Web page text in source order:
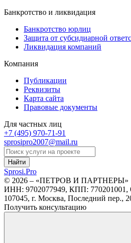
Банкротство и ликвидация
Банкротство юрлиц
Защита от субсидиарной
Ликвидация компаний
Компания
Публикации
Реквизиты
Карта сайта
Правовые документы
Для частных лиц
+7 (495) 970-71-91
sprosipro2007@mail.ru
Найти
Sprosi.Pro
© 2026 – «ПЕТРОВ И ПАРТНЕРЫ»
ИНН: 9702077949, КПП: 770201001,
107045, г. Москва, Последний пер.,
Получить консультацию